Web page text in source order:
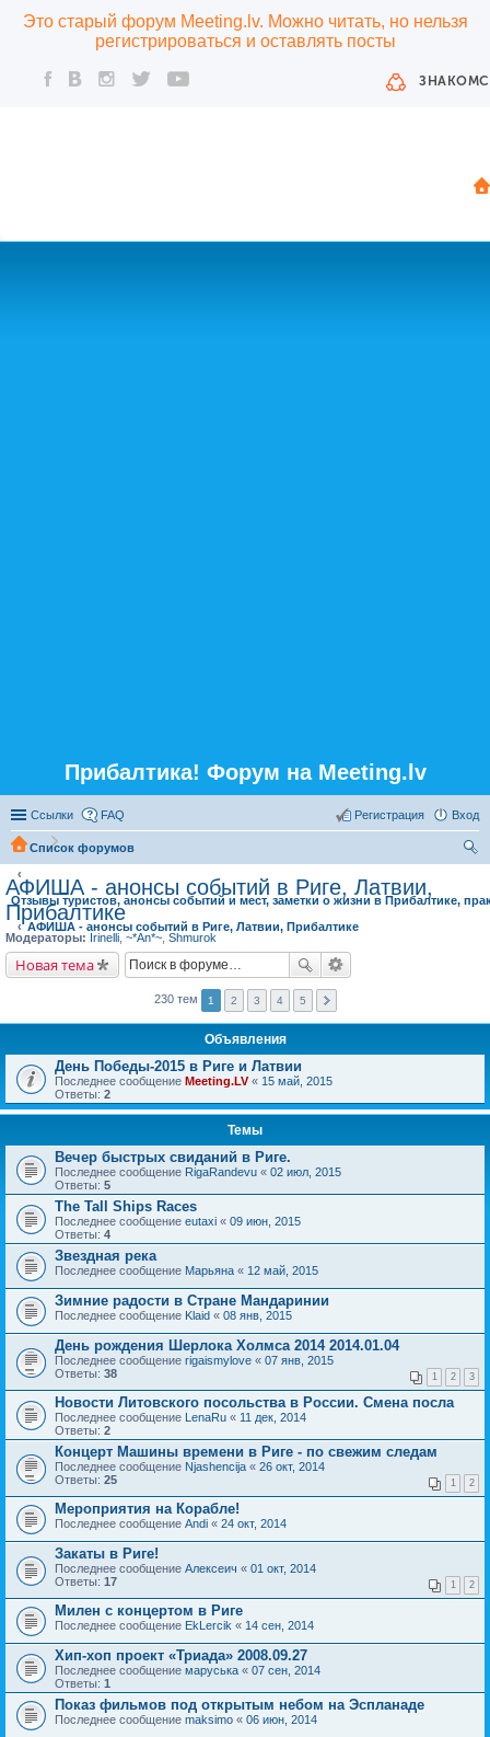
Это старый форум Meeting.lv. Можно читать, но нельзя
регистрироваться и оставлять посты
Прибалтика! Форум на Meeting.lv
Ссылки FAQ Вход
Регистрация
Список форумов
Отзывы туристов, анонсы событий и мест, заметки о жизни в Прибалтике,
АФИША - анонсы событий в Риге, Латвии, Прибалтике
ск
АФИША - анонсы событий в Риге, Латвии,
Прибалтике
Модераторы: Irinelli ~*An*~ Shmurok
Новая тема
230 тем 1 2 3 4 5
Объявления
День Победы-2015 в Риге и Латвии
Последнее сообщение Meeting.LV« 15 май, 2015
Ответы: 2
Темы
Вечер быстрых свиданий в Риге.
Последнее сообщение RigaRandevu « 02 июл, 2015
Ответы: 5
The Tall Ships Races
Последнее сообщение eutaxi « 09 июн, 2015
Ответы: 4
Звездная река
Последнее сообщение Марьяна « 12 май, 2015
Зимние радости в Стране Мандаринии
Последнее сообщение Klaid « 08 янв, 2015
День рождения Шерлока Холмса 2014 2014.01.04
Последнее сообщение rigaismylove « 07 янв, 2015
Ответы: 38 1 2 3
Новости Литовского посольства в России. Смена посла
Последнее сообщение LenaRu « 11 дек, 2014
Ответы: 2
Концерт Машины времени в Риге - по свежим следам
Последнее сообщение Njashencija « 26 окт, 2014
Ответы: 25 1 2
Мероприятия на Корабле!
Последнее сообщение Andi « 24 окт, 2014
Закаты в Риге!
Последнее сообщение Алексеич « 01 окт, 2014
Ответы: 17 1 2
Милен с концертом в Риге
Последнее сообщение EkLercik « 14 сен, 2014
Хип-хоп проект «Триада» 2008.09.27
Последнее сообщение маруська « 07 сен, 2014
Ответы: 1
Показ фильмов под открытым небом на Эспланаде
Последнее сообщение maksimo « 06 июн, 2014